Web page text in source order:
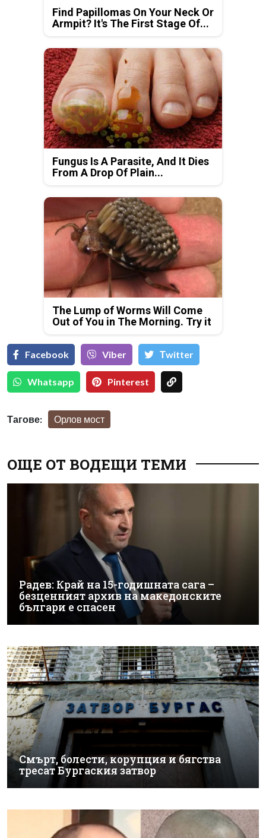
Find Papillomas On Your Neck Or
Armpit? It's The First Stage Of...
Fungus Is A Parasite, And It Dies
From A Drop Of Plain...
The Lump of Worms Will Come
Out of You in The Morning. Try it
Facebook Viber Тwitter
Whatsapp Pinterest
Тагове: Орлов мост
ОЩЕ ОТ ВОДЕЩИ ТЕМИ
Радев: Край на 15-годишната сага –
безценният архив на македонските
българи е спасен
Смърт, болести, корупция и бягства
тресат Бургаския затвор